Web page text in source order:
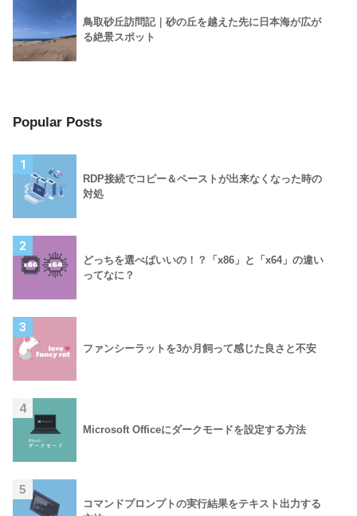
鳥取砂丘訪問記｜砂の丘を越えた先に日本海が広が
る絶景スポット
Popular Posts
1
RDP接続でコピー＆ペーストが出来なくなった時の
対処
2
どっちを選べばいいの！？「x86」と「x64」の違い
ってなに？
3
ファンシーラットを3か月飼って感じた良さと不安
4
Microsoft Officeにダークモードを設定する方法
5
コマンドプロンプトの実行結果をテキスト出力する